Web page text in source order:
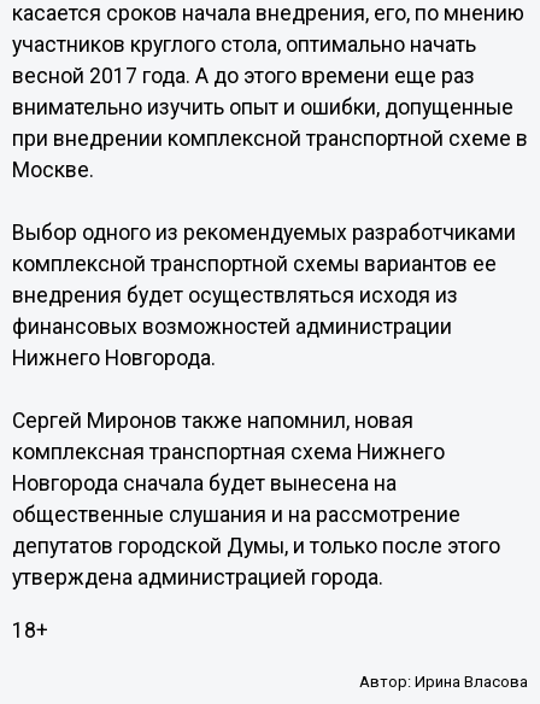
касается сроков начала внедрения, его, по мнению
участников круглого стола, оптимально начать
весной 2017 года. А до этого времени еще раз
внимательно изучить опыт и ошибки, допущенные
при внедрении комплексной транспортной схеме в
Москве.
Выбор одного из рекомендуемых разработчиками
комплексной транспортной схемы вариантов ее
внедрения будет осуществляться исходя из
финансовых возможностей администрации
Нижнего Новгорода.
Сергей Миронов также напомнил, новая
комплексная транспортная схема Нижнего
Новгорода сначала будет вынесена на
общественные слушания и на рассмотрение
депутатов городской Думы, и только после этого
утверждена администрацией города.
18+
Автор:Ирина Власова